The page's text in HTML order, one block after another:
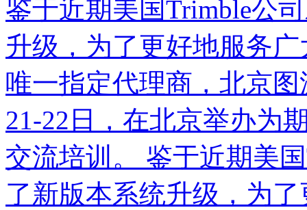
鉴于近期美国Trimble公
升级，为了更好地服务
唯一指定代理商，北京
21-22日，在北京举办为
交流培训。 鉴于近期美
了新版本系统升级，为